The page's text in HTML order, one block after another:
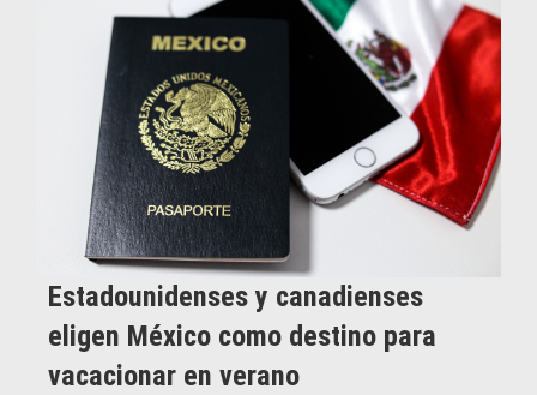
Estadounidenses y canadienses
eligen México como destino para
vacacionar en verano